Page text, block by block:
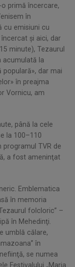
primă încercare,
în
cu emisiuni cu
şi aici, dar
minute), Tezaurul
acumulată la
dar mai
în preajma
Vornicu, am
până la cele
la 100–110
programul TVR de
a fost ameninţat
Emblematica
în memoria
folcloric” –
în Mehedinţi.
umblă călare,
în
se numea
Festivalului „Maria